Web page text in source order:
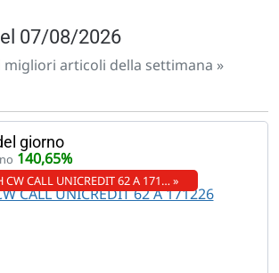
07/08/2026
migliori articoli della settimana »
giorno
140,65%
CW CALL UNICREDIT 62 A 171… »